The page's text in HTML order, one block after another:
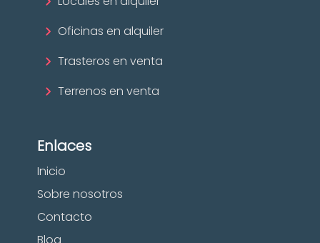
Oficinas en alquiler
Trasteros en venta
Terrenos en venta
Enlaces
Inicio
Sobre nosotros
Contacto